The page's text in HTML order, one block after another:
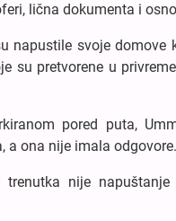
lična dokumenta i
napustile svoje
su pretvorene u
pored puta,
a ona nije imala odgovore.
trenutka nije